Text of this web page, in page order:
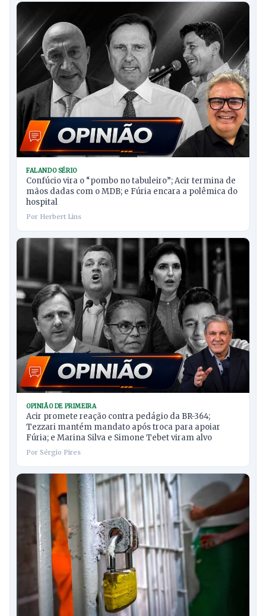
FALANDO SÉRIO
Confúcio vira o “pombo no tabuleiro”; Acir termina de
mãos dadas com o MDB; e Fúria encara a polêmica do
hospital
Por Herbert Lins
OPINIÃO DE PRIMEIRA
Acir promete reação contra pedágio da BR-364;
Tezzari mantém mandato após troca para apoiar
Fúria; e Marina Silva e Simone Tebet viram alvo
Por Sérgio Pires